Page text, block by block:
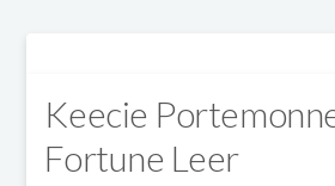
gekozen
worden
meerdere
variaties.
Keecie
Fortune Leer